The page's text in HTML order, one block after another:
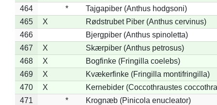
464
*
Tajgapiber (Anthus hodgsoni)
465
X
Rødstrubet Piber (Anthus cervinus)
466
Bjergpiber (Anthus spinoletta)
467
X
Skærpiber (Anthus petrosus)
468
X
Bogfinke (Fringilla coelebs)
469
X
Kvækerfinke (Fringilla montifringilla)
470
X
Kernebider (Coccothraustes
471
*
Krognæb (Pinicola enucleator)